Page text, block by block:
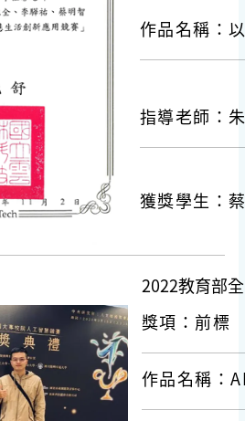
作品名稱：
指導老師：
獲獎學生：
2022教育部
獎項：前標
作品名稱：